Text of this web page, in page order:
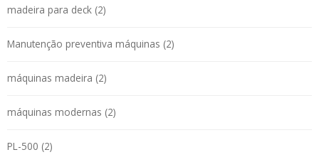
madeira para deck (2)
Manutenção preventiva máquinas (2)
máquinas madeira (2)
máquinas modernas (2)
PL-500 (2)